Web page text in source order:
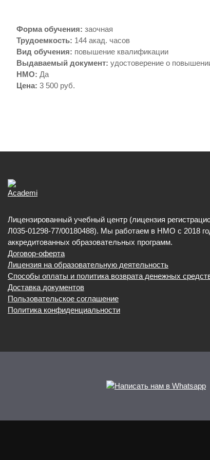
Форма обучения: заочная
Трудоемкость: 144 акад. часов
Вид обучения: повышение квалификации
Выдаваемый документ: удостоверение о
НМО: Да
Цена: 3 500 руб.
Лицензированный учебный центр (лицензия
Л035-01298-77/00180488). Мы работаем в НМО с 2018
аккредитованных образовательных программ.
Договор-оферта
Лицензия на образовательную деятельность
Способы оплаты и политика возврата денежных
Доставка документов
Пользовательское соглашение
Политика конфиденциальности